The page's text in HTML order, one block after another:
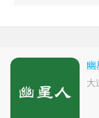
幽
大